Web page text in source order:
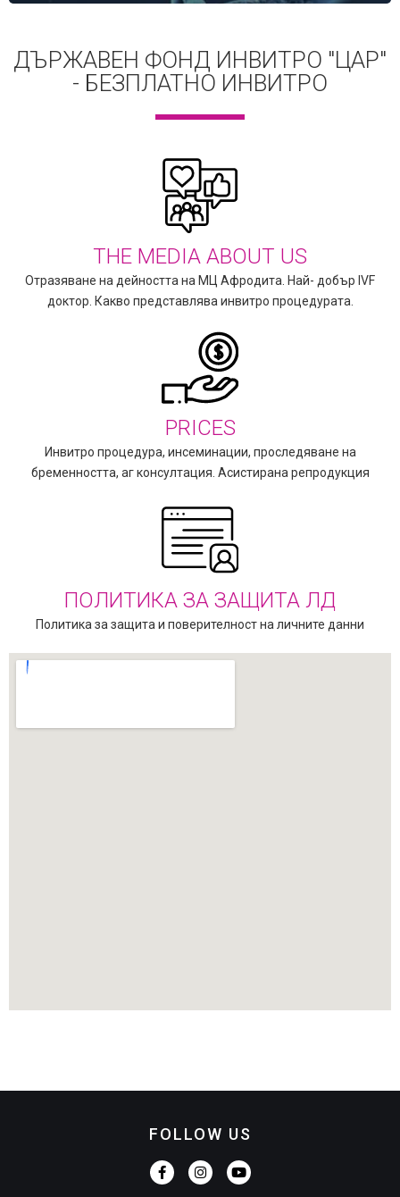
ДЪРЖАВЕН ФОНД ИНВИТРО "ЦАР"
- БЕЗПЛАТНО ИНВИТРО
THE MEDIA ABOUT US
Отразяване на дейността на МЦ Афродита. Най- добър IVF
доктор. Какво представлява инвитро процедурата.
PRICES
Инвитро процедура, инсеминации, проследяване на
бременността, аг консултация. Асистирана репродукция
ПОЛИТИКА ЗА ЗАЩИТА ЛД
Политика за защита и поверителност на личните данни
FOLLOW US